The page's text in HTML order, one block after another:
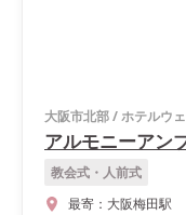
大阪市北部/ホテルウ
アルモニーアン
教会式・人前式
最寄： 大阪梅田駅